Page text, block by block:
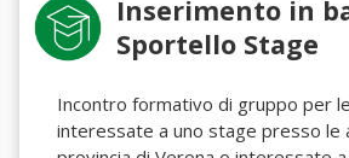
Inserimento in
Sportello Stage
Incontro formativo di gruppo per
interessate a uno stage presso le